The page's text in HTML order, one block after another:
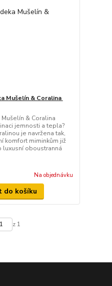
Mušelín & Coralina
& Coralina
jemnosti a tepla?
je navržena tak,
komfort miminkům již
luxusní oboustranná
Na objednávku
do košíku
z 1